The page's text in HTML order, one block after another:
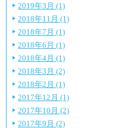
2019年3月 (1)
2018年11月 (1)
2018年7月 (1)
2018年6月 (1)
2018年4月 (1)
2018年3月 (2)
2018年2月 (1)
2017年12月 (1)
2017年10月 (2)
2017年9月 (2)